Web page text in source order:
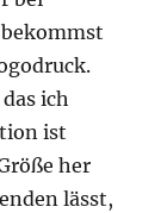
ich
ist
her
lässt,